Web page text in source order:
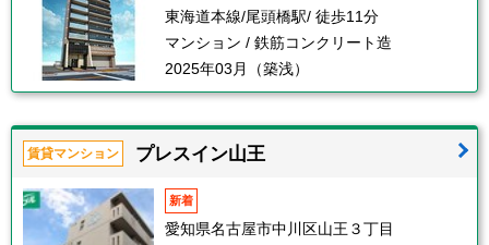
東海道本線/尾頭橋駅/ 徒歩11分
マンション / 鉄筋コンクリート造
2025年03月（築浅）
賃貸マンション プレスイン山王
新着
愛知県名古屋市中川区山王３丁目